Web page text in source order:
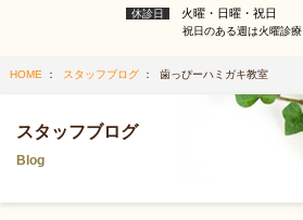
休診日 火曜・日曜・祝日
祝日のある週は火曜診療
HOME： スタッフブログ： 歯っぴーハミガキ教室
スタッフブログ
Blog